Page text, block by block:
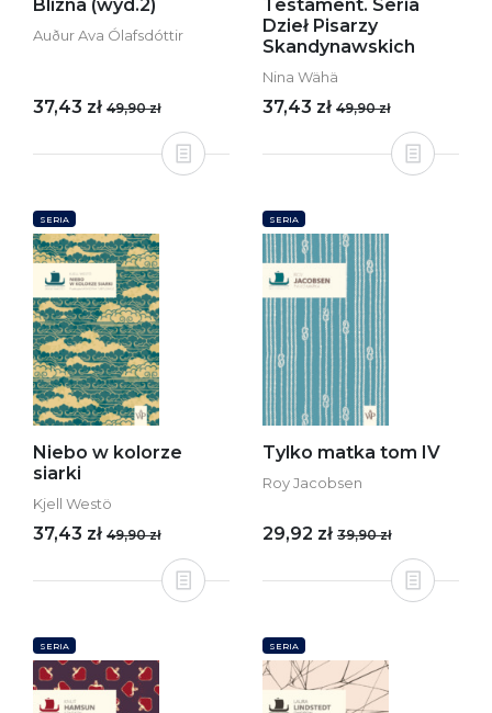
Blizna (wyd.2)
Auður Ava Ólafsdóttir
37,43 zł 49,90 zł
Testament. Seria
Dzieł Pisarzy
Skandynawskich
Nina Wähä
37,43 zł 49,90 zł
SERIA
Niebo w kolorze
siarki
Kjell Westö
37,43 zł 49,90 zł
SERIA
Tylko matka tom IV
Roy Jacobsen
29,92 zł 39,90 zł
SERIA SERIA